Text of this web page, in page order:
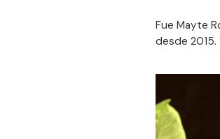
Fue Mayte
desde